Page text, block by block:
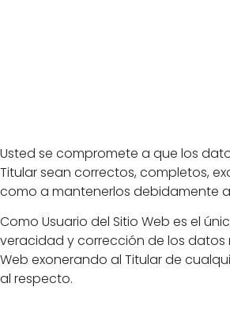
Usted se compromete a que los
Titular sean correctos, completos,
como a mantenerlos debidamente
Como Usuario del Sitio Web es el
veracidad y corrección de los datos
Web exonerando al Titular de
al respecto.